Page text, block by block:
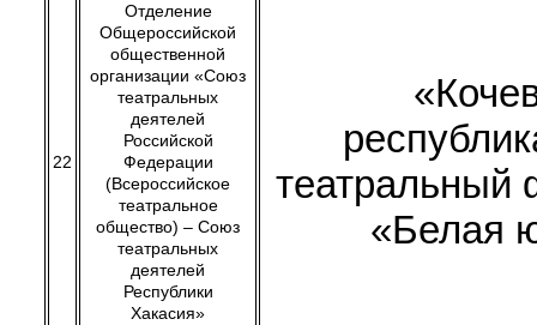
22
Отделение
Общероссийской
общественной
организации «Союз
театральных
деятелей
Российской
Федерации
(Всероссийское
театральное
общество) – Союз
театральных
деятелей
Республики
Хакасия»
театральный
«Белая